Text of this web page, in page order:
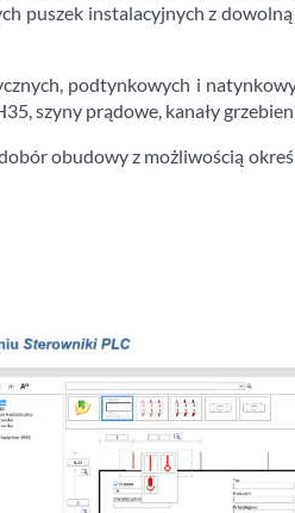
puszek instalacyjnych z
podtynkowych i
szyny prądowe, kanały
obudowy z możliwością